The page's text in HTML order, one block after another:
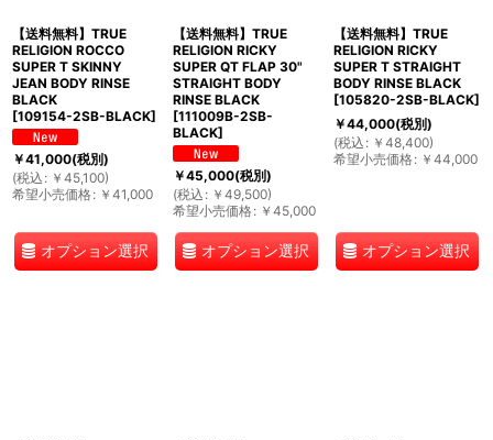
【送料無料】TRUE
RELIGION ROCCO
SUPER T SKINNY
JEAN BODY RINSE
BLACK
[109154-2SB-BLACK]
￥41,000(税別)
(税込 : ￥ 45,100)
希望小売価格: ￥ 41,000
オプション選択
【送料無料】TRUE
RELIGION RICKY
SUPER QT FLAP 30"
STRAIGHT BODY
RINSE BLACK
[111009B-2SB-
BLACK]
￥45,000(税別)
(税込 : ￥ 49,500)
希望小売価格: ￥ 45,000
オプション選択
【送料無料】TRUE
RELIGION RICKY
SUPER T STRAIGHT
BODY RINSE BLACK
[105820-2SB-BLACK]
￥44,000(税別)
(税込 : ￥ 48,400)
希望小売価格: ￥ 44,000
オプション選択